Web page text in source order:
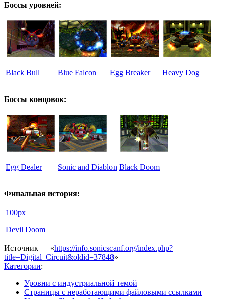
Боссы уровней:
Black Bull Blue Falcon Egg Breaker Heavy Dog
Боссы концовок:
Egg Dealer Sonic and Diablon Black Doom
Финальная история:
100px
Devil Doom
Источник — «https://info.sonicscanf.org/index.php?
title=Digital_Circuit&oldid=37848»
Категории:
Уровни с индустриальной темой
Страницы с неработающими файловыми ссылками